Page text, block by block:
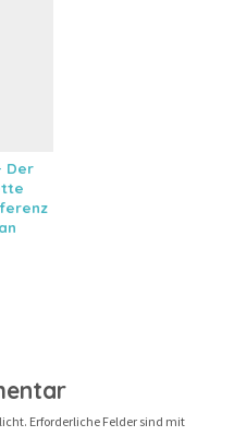
Der
Erforderliche Felder sind mit